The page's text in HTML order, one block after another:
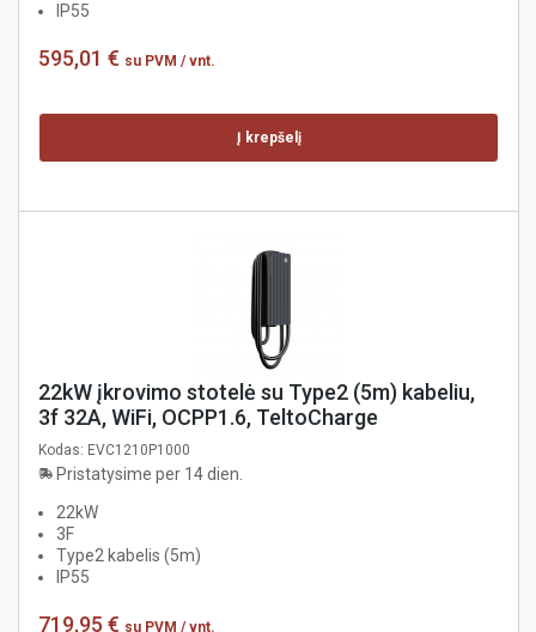
IP55
595,01 € su PVM / vnt.
Į krepšelį
22kW įkrovimo stotelė su Type2 (5m) kabeliu,
3f 32A, WiFi, OCPP1.6, TeltoCharge
Kodas: EVC1210P1000
Pristatysime per 14 dien.
22kW
3F
Type2 kabelis (5m)
IP55
719,95 € su PVM / vnt.